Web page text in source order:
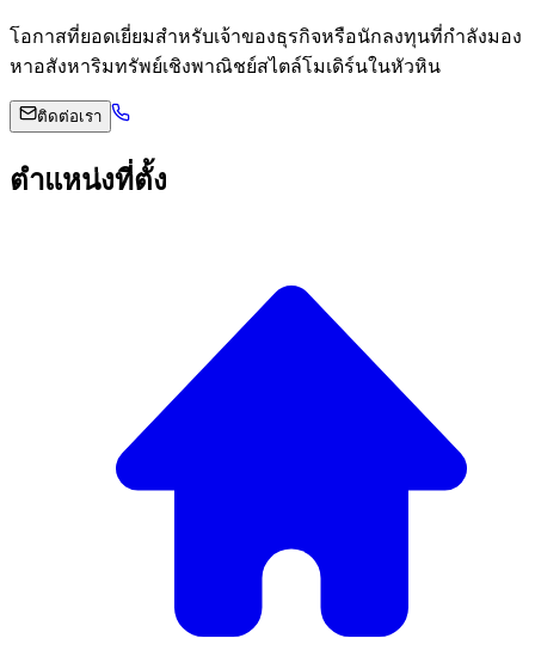
โอกาสที่ยอดเยี่ยมสำหรับเจ้าของธุรกิจหรือนักลงทุนที่กำลังมอง
หาอสังหาริมทรัพย์เชิงพาณิชย์สไตล์โมเดิร์นในหัวหิน
ติดต่อเรา
ตำแหน่งที่ตั้ง